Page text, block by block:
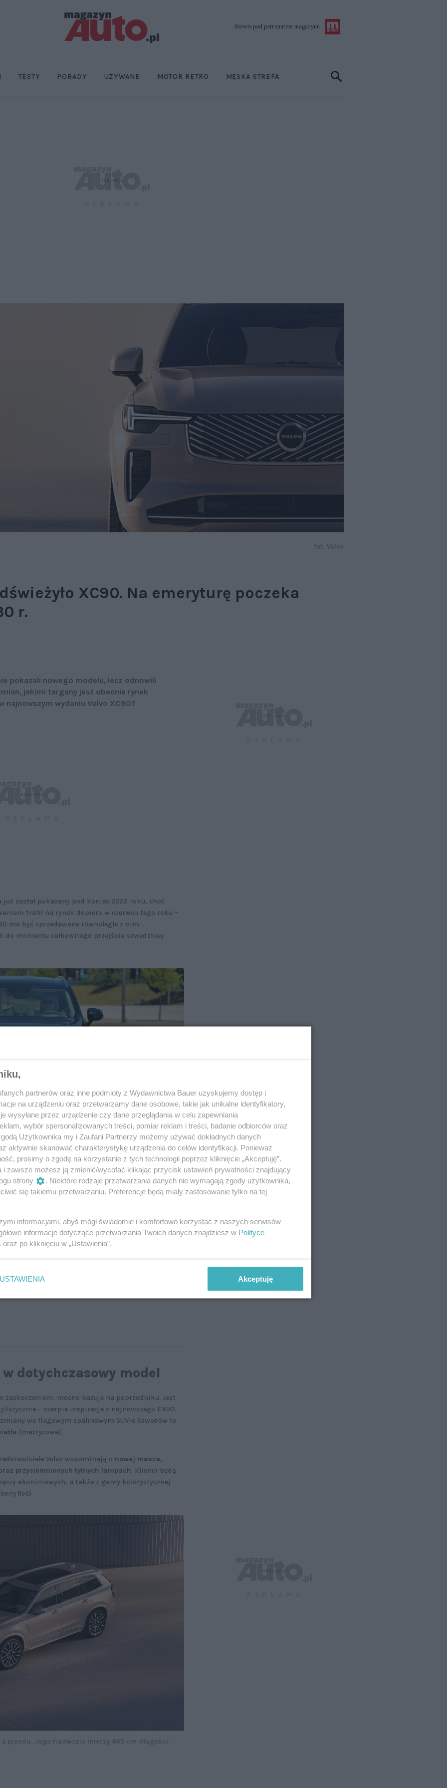
Serwis pod patronatem magazynu
MOTOR RETRO
TESTY PORADY UŻYWANE MĘSKA STREFA
XC90. Na emeryturę poczeka
r.
pokazali nowego modelu, lecz odnowili
jakimi targany jest obecnie rynek
najnowszym wydaniu Volvo XC90?
został pokazany pod koniec 2022 roku, choć
trafił na rynek dopiero w czerwcu tego roku –
ma być sprzedawane równolegle z nim
do momentu całkowitego przejścia szwedzkiej
rynku od 2014 roku. To pierwszy model,
Geely.
że spełniają siędotychczasowe zapowiedzi
spalinowych na 99% można zapomnieć . Za
gruntownie zmodernizowane modele. Czyli
Volvo – poradnik kupującego. Modele
uwagi, ceny, zalety, wady, usterki,
dotychczasowy model
zaskoczeniem, mocno bazuje na poprzedniku. Jest
– czerpie inspiracje z najnowszego EX90.
we flagowym spalinowym SUV-e Szwedów to
(matrycowe).
Volvo wspominają o nowej masce,
przyciemnionych tylnych lampach. Klienci będą
aluminiowych, a także z gamy kolorystycznej
Red).
partnerów oraz inne podmioty z Wydawnictwa Bauer uzyskujemy dostęp i
na urządzeniu oraz przetwarzamy dane osobowe, takie jak unikalne identyfikatory,
wysyłane przez urządzenie czy dane przeglądania w celu zapewniania
wybór spersonalizowanych treści, pomiar reklam i treści, badanie odbiorców oraz
Użytkownika my i Zaufani Partnerzy możemy używać dokładnych danych
aktywnie skanować charakterystykę urządzenia do celów identyfikacji. Ponieważ
prosimy o zgodę na korzystanie z tych technologii poprzez kliknięcie „Akceptuję”.
i zawsze możesz ją zmienić/wycofać klikając przycisk ustawień prywatności znajdujący
strony
. Niektóre rodzaje przetwarzania danych nie wymagają zgody użytkownika,
się takiemu przetwarzaniu. Preferencje będą miały zastosowanie tylko na tej
informacjami, abyś mógł świadomie i komfortowo korzystać z naszych serwisów
informacje dotyczące przetwarzania Twoich danych znajdziesz w Polityce
oraz po kliknięciu w „Ustawienia”.
USTAWIENIA Akceptuję